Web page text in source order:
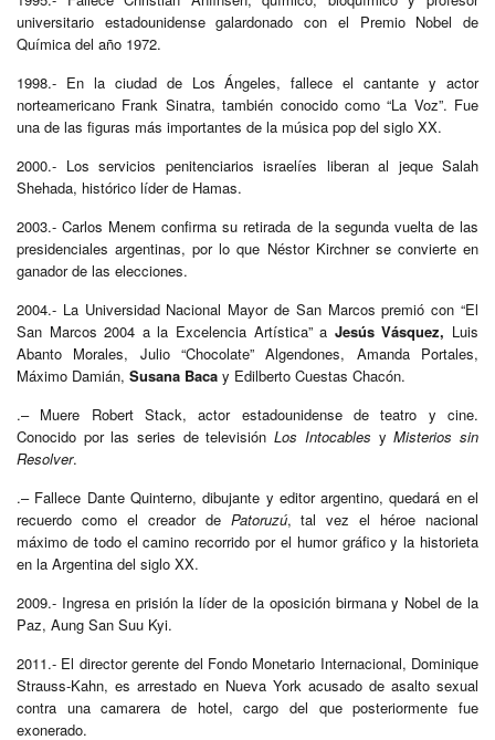
universitario estadounidense galardonado con el Premio Nobel de
Química del año 1972.​
1998.- En la ciudad de Los Ángeles, fallece el cantante y actor
norteamericano Frank Sinatra, también conocido como “La Voz”. Fue
una de las figuras más importantes de la música pop del siglo XX.
2000.- Los servicios penitenciarios israelíes liberan al jeque Salah
Shehada, histórico líder de Hamas.
2003.- Carlos Menem confirma su retirada de la segunda vuelta de las
presidenciales argentinas, por lo que Néstor Kirchner se convierte en
ganador de las elecciones.
2004.- La Universidad Nacional Mayor de San Marcos premió con “El
San Marcos 2004 a la Excelencia Artística” a Jesús Vásquez, Luis
Abanto Morales, Julio “Chocolate” Algendones, Amanda Portales,
Máximo Damián, Susana Baca y Edilberto Cuestas Chacón.
.– Muere Robert Stack, actor estadounidense de teatro y cine.
Conocido por las series de televisiónLos Intocables yMisterios sin
Resolver.
.– Fallece Dante Quinterno, dibujante y editor argentino, quedará en el
recuerdo como el creador de Patoruzú, tal vez el héroe nacional
máximo de todo el camino recorrido por el humor gráfico y la historieta
en la Argentina del siglo XX.
2009.- Ingresa en prisión la líder de la oposición birmana y Nobel de la
Paz, Aung San Suu Kyi.
2011.- El director gerente del Fondo Monetario Internacional, Dominique
Strauss-Kahn, es arrestado en Nueva York acusado de asalto sexual
contra una camarera de hotel, cargo del que posteriormente fue
exonerado.